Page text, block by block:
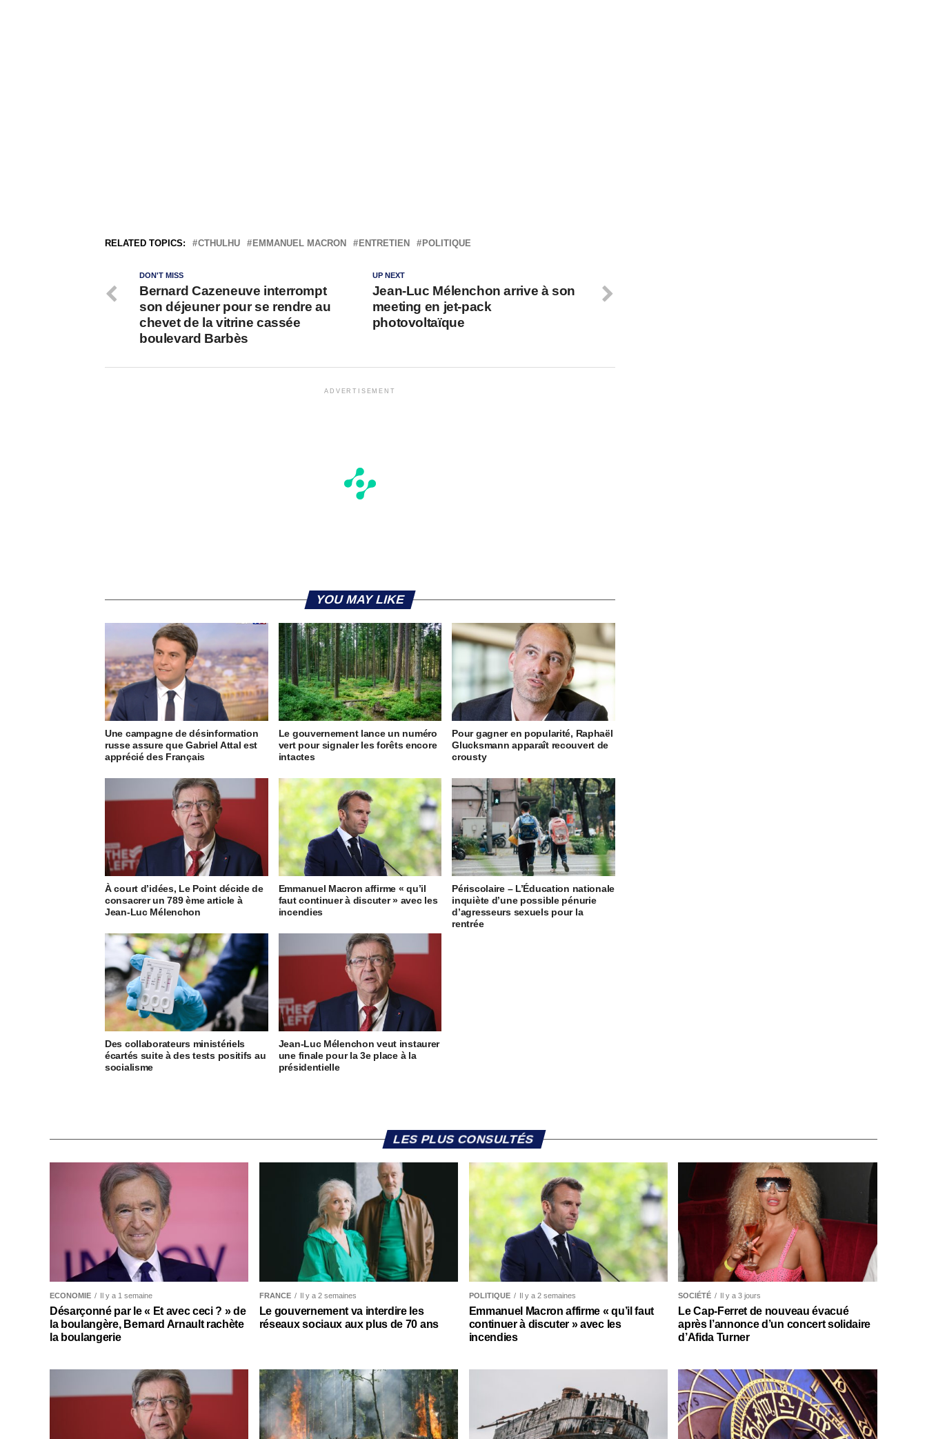
RELATED TOPICS: CTHULHU EMMANUEL MACRON ENTRETIEN POLITIQUE
UP NEXT
Jean-Luc Mélenchon arrive à son
meeting en jet-pack
photovoltaïque
DON'T MISS
Bernard Cazeneuve interrompt
son déjeuner pour se rendre au
chevet de la vitrine cassée
boulevard Barbès
ADVERTISEMENT
YOU MAY LIKE
Une campagne de désinformation
russe assure que Gabriel Attal est
apprécié des Français
Le gouvernement lance un numéro
vert pour signaler les forêts encore
intactes
Pour gagner en popularité, Raphaël
Glucksmann apparaît recouvert de
crousty
À court d’idées, Le Point décide de
consacrer un 789 ème article à
Jean-Luc Mélenchon
Emmanuel Macron affirme « qu’il
faut continuer à discuter » avec les
incendies
Périscolaire – L’Éducation nationale
inquiète d’une possible pénurie
d’agresseurs sexuels pour la
rentrée
Des collaborateurs ministériels
écartés suite à des tests positifs au
socialisme
Jean-Luc Mélenchon veut instaurer
une finale pour la 3e place à la
présidentielle
LES PLUS CONSULTÉS
ECONOMIE Il y a 1 semaine
Désarçonné par le « Et avec ceci ? » de
la boulangère, Bernard Arnault rachète
la boulangerie
FRANCE Il y a 2 semaines
Le gouvernement va interdire les
réseaux sociaux aux plus de 70 ans
POLITIQUE Il y a 2 semaines
Emmanuel Macron affirme « qu’il faut
continuer à discuter » avec les
incendies
SOCIÉTÉ Il y a 3 jours
Le Cap-Ferret de nouveau évacué
après l’annonce d’un concert solidaire
d’Afida Turner